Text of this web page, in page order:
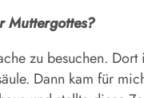
Muttergottes?
zu besuchen.
Dann kam für